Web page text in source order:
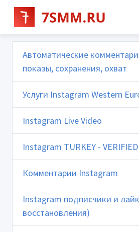
Автоматические
показы, сохранения, охват
Услуги Instagram Western
Instagram Live Video
Instagram TURKEY -
Комментарии Instagram
Instagram подписчики и
восстановления)